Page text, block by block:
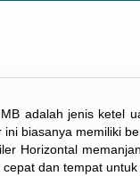
adalah jenis ketel
biasanya memiliki
Horizontal
dan tempat